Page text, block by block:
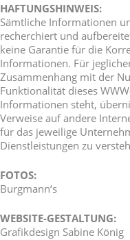
HAFTUNGSHINWEIS:
Sämtliche Informationen
recherchiert und
keine Garantie für die
Informationen. Für
Zusammenhang mit der
Funktionalität dieses
Informationen steht,
Verweise auf andere
für das jeweilige
Dienstleistungen zu
FOTOS:
Burgmann‘s
WEBSITE-GESTALTUNG:
Grafikdesign Sabine König